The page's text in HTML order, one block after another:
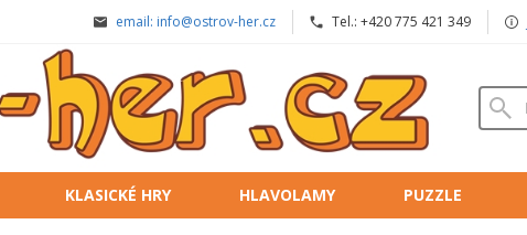
email: info@ostrov-her.cz Tel.: +420 775 421 349
KLASICKÉ HRY HLAVOLAMY PUZZLE